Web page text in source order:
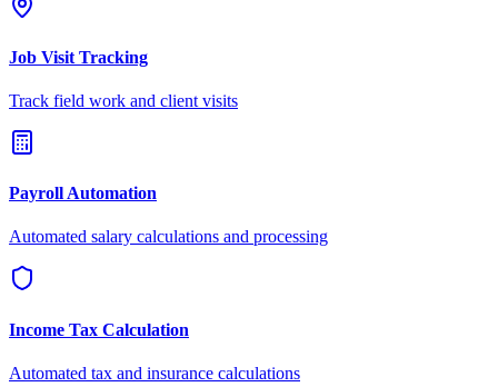
Job Visit Tracking
Track field work and client visits
Payroll Automation
Automated salary calculations and processing
Income Tax Calculation
Automated tax and insurance calculations